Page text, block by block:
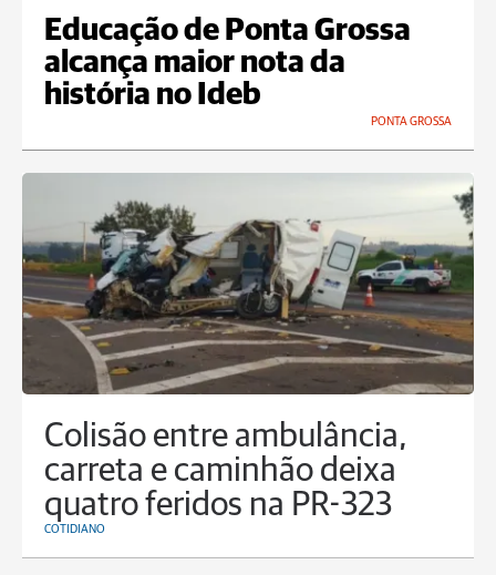
Educação de Ponta Grossa
alcança maior nota da
história no Ideb
PONTA GROSSA
Colisão entre ambulância,
carreta e caminhão deixa
quatro feridos na PR-323
COTIDIANO